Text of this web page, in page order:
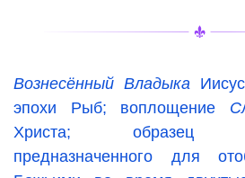
Вознесённый Владыка
эпохи Рыб; воплощение
Христа;
предназначенного для